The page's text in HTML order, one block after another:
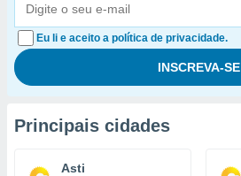
Eu li e aceito a política de privacidade.
Principais cidades
Asti